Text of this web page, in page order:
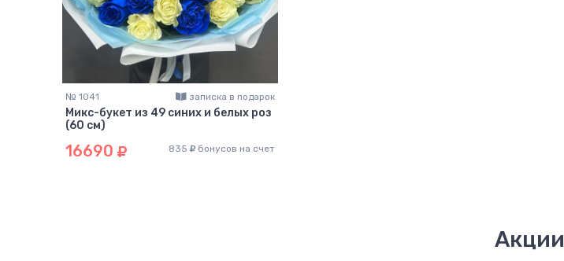
№ 1041 записка в подарок
Микс-букет из 49 синих и белых роз
(60 см)
16690 835 бонусов на счет
Акции